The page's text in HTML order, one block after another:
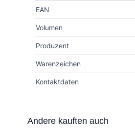
EAN
Volumen
Produzent
Warenzeichen
Kontaktdaten
Press to skip carousel
Andere kauften auch